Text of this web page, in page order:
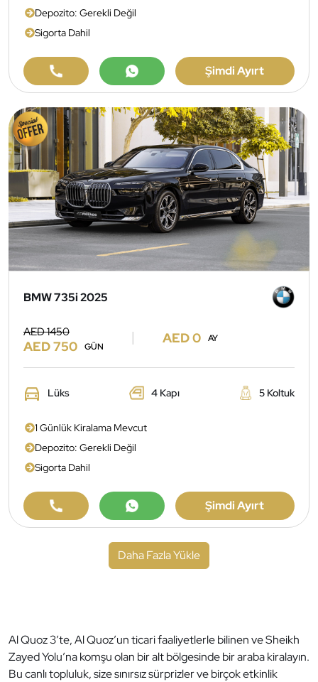
Depozito: Gerekli Değil
Sigorta Dahil
Şimdi Ayırt
BMW 735i 2025
AED 1450
AED 750 GÜN
AED 0 AY
Lüks 4 Kapı 5 Koltuk
1 Günlük Kiralama Mevcut
Depozito: Gerekli Değil
Sigorta Dahil
Şimdi Ayırt
Daha Fazla Yükle
Al Quoz 3’te, Al Quoz’un ticari faaliyetlerle bilinen ve Sheikh
Zayed Yolu’na komşu olan bir alt bölgesinde bir araba kiralayın.
Bu canlı topluluk, size sınırsız sürprizler ve birçok etkinlik